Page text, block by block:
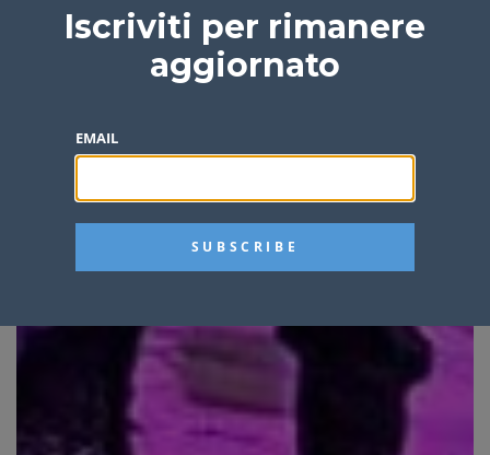
Iscriviti per rimanere
aggiornato
EMAIL